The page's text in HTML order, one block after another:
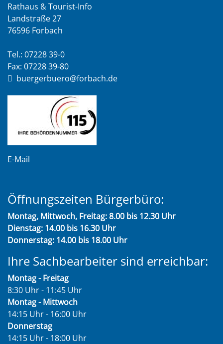
Rathaus & Tourist-Info
Landstraße 27
76596 Forbach
Tel.: 07228 39-0
Fax: 07228 39-80
buergerbuero@forbach.de
E-Mail
Öffnungszeiten Bürgerbüro:
Montag, Mittwoch, Freitag: 8.00 bis 12.30 Uhr
Dienstag: 14.00 bis 16.30 Uhr
Donnerstag: 14.00 bis 18.00 Uhr
Ihre Sachbearbeiter sind erreichbar:
Montag - Freitag
8:30 Uhr - 11:45 Uhr
Montag - Mittwoch
14:15 Uhr - 16:00 Uhr
Donnerstag
14:15 Uhr - 18:00 Uhr